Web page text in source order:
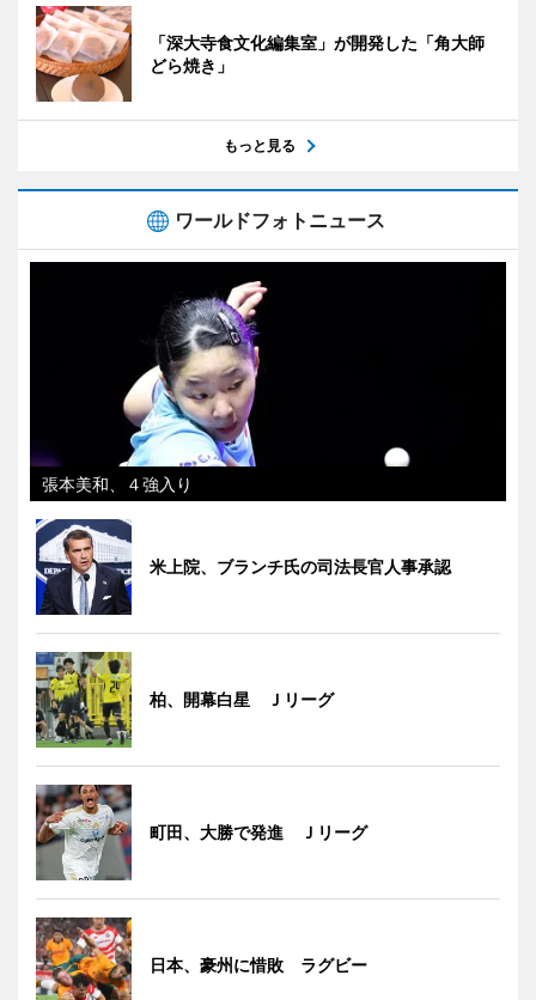
「深大寺食文化編集室」が開発した「角大師
どら焼き」
もっと見る
ワールドフォトニュース
張本美和、４強入り
米上院、ブランチ氏の司法長官人事承認
柏、開幕白星 Ｊリーグ
町田、大勝で発進 Ｊリーグ
日本、豪州に惜敗 ラグビー